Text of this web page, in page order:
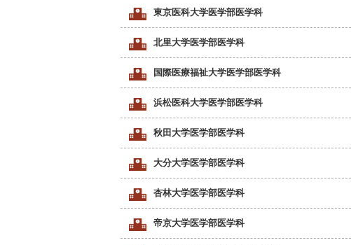
東京医科大学医学部医学科
北里大学医学部医学科
国際医療福祉大学医学部医学科
浜松医科大学医学部医学科
秋田大学医学部医学科
大分大学医学部医学科
杏林大学医学部医学科
帝京大学医学部医学科